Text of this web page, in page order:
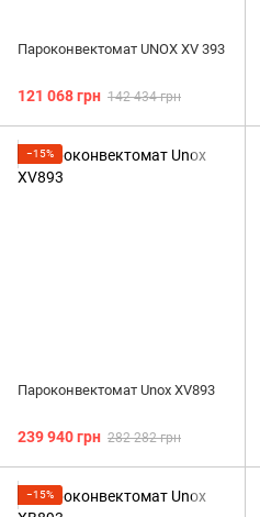
Пароконвектомат UNOX XV 393
121 068 грн 142 434 грн
−15%
Пароконвектомат Unox XV893
239 940 грн 282 282 грн
−15%